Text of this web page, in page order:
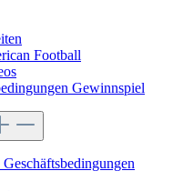
Football
Gewinnspiel